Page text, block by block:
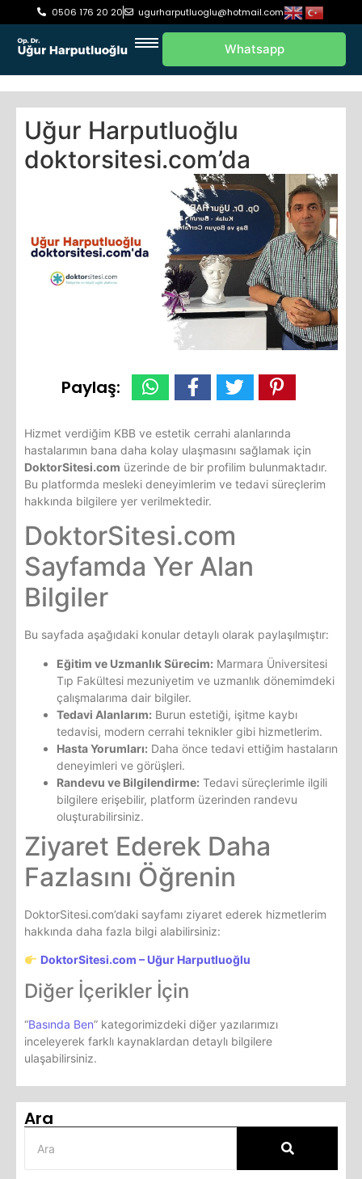
0506 176 20 20 ugurharputluoglu@hotmail.com
Whatsapp
Uğur Harputluoğlu
doktorsitesi.com’da
Paylaş:
Hizmet verdiğim KBB ve estetik cerrahi alanlarında
hastalarımın bana daha kolay ulaşmasını sağlamak için
DoktorSitesi.com üzerinde de bir profilim bulunmaktadır.
Bu platformda mesleki deneyimlerim ve tedavi süreçlerim
hakkında bilgilere yer verilmektedir.
DoktorSitesi.com
Sayfamda Yer Alan
Bilgiler
Bu sayfada aşağıdaki konular detaylı olarak paylaşılmıştır:
Eğitim ve Uzmanlık Sürecim: Marmara Üniversitesi
Tıp Fakültesi mezuniyetim ve uzmanlık dönemimdeki
çalışmalarıma dair bilgiler.
Tedavi Alanlarım: Burun estetiği, işitme kaybı
tedavisi, modern cerrahi teknikler gibi hizmetlerim.
Hasta Yorumları: Daha önce tedavi ettiğim hastaların
deneyimleri ve görüşleri.
Randevu ve Bilgilendirme: Tedavi süreçlerimle ilgili
bilgilere erişebilir, platform üzerinden randevu
oluşturabilirsiniz.
Ziyaret Ederek Daha
Fazlasını Öğrenin
DoktorSitesi.com’daki sayfamı ziyaret ederek hizmetlerim
hakkında daha fazla bilgi alabilirsiniz:
DoktorSitesi.com – Uğur Harputluoğlu
Diğer İçerikler İçin
“Basında Ben” kategorimizdeki diğer yazılarımızı
inceleyerek farklı kaynaklardan detaylı bilgilere
ulaşabilirsiniz.
Ara